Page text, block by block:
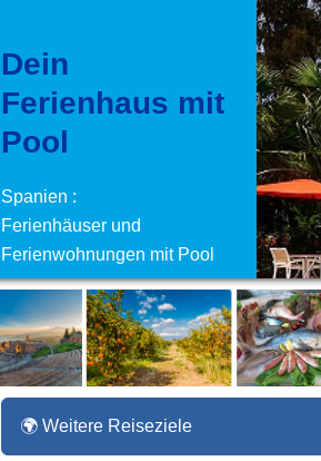
Dein
Ferienhaus mit
Pool
Spanien :
Ferienhäuser und
Ferienwohnungen mit Pool
🌍 Weitere Reiseziele